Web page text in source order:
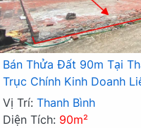
Bán Thửa Đất 90m Tại
Trục Chính Kinh Doanh
Vị Trí: Thanh Bình
Diện Tích: 90m²